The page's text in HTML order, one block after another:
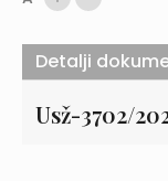
Usž-3702/
Detalji